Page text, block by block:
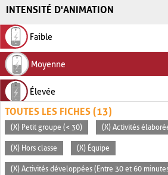
INTENSITÉ D'ANIMATION
Faible
Moyenne
Élevée
TOUTES LES FICHES (13)
(X) Petit groupe (< 30) (X) Activités
(X) Hors classe (X) Équipe
(X) Activités développées (Entre 30 et 60